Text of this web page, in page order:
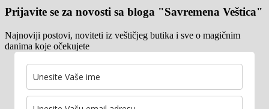
Prijavite se za novosti sa bloga "Savremena Veštica"
Najnoviji postovi, noviteti iz veštičjeg butika i sve o magičnim
danima koje očekujete